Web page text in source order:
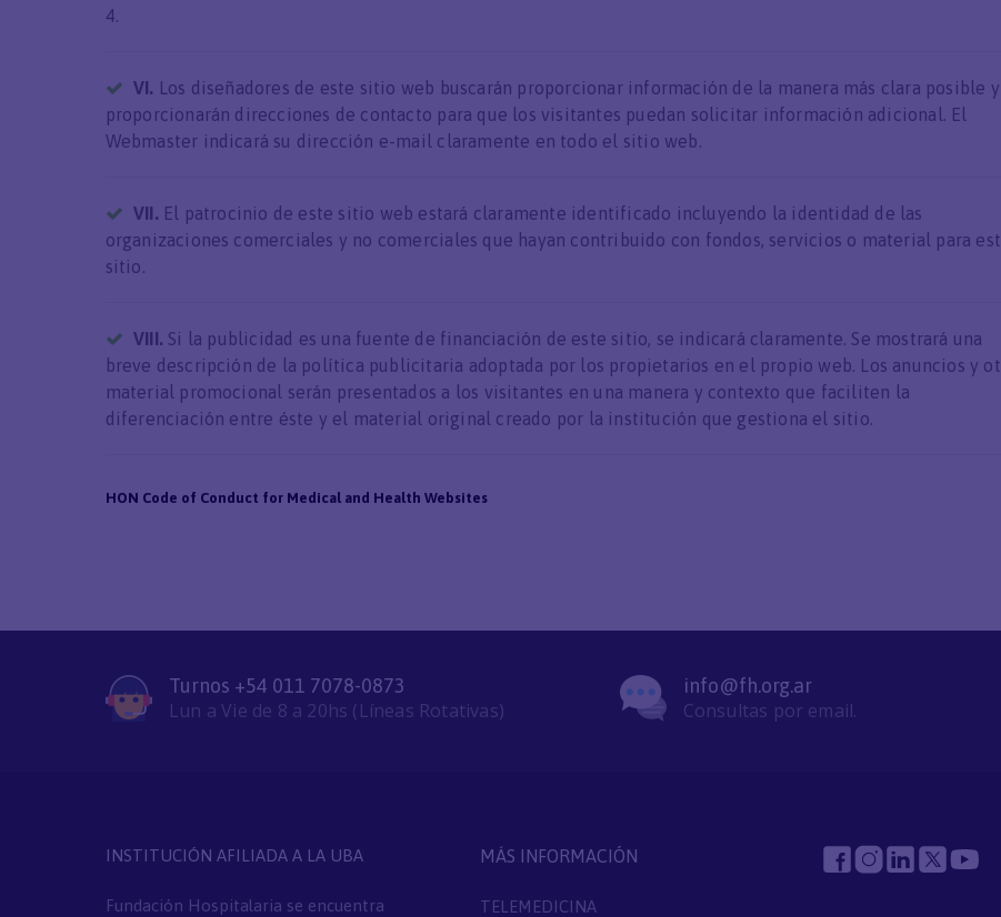
4.
VI. Los diseñadores de este sitio web buscarán proporcionar información de la manera más clara posible y
proporcionarán direcciones de contacto para que los visitantes puedan solicitar información adicional. El
Webmaster indicará su dirección e-mail claramente en todo el sitio web.
VII. El patrocinio de este sitio web estará claramente identificado incluyendo la identidad de las
organizaciones comerciales y no comerciales que hayan contribuido con fondos, servicios o material para
sitio.
VIII. Si la publicidad es una fuente de financiación de este sitio, se indicará claramente. Se mostrará una
breve descripción de la política publicitaria adoptada por los propietarios en el propio web. Los anuncios y
material promocional serán presentados a los visitantes en una manera y contexto que faciliten la
diferenciación entre éste y el material original creado por la institución que gestiona el sitio.
HON Code of Conduct for Medical and Health Websites
Turnos +54 011 7078-0873
Lun a Vie de 8 a 20hs (Líneas Rotativas)
info@fh.org.ar
Consultas por email.
INSTITUCIÓN AFILIADA A LA UBA
Fundación Hospitalaria se encuentra
MÁS INFORMACIÓN
TELEMEDICINA